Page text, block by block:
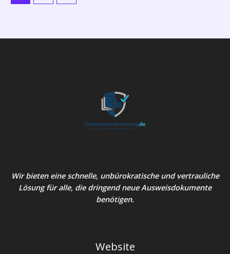
Wir bieten eine schnelle, unbürokratische und vertrauliche
Lösung für alle, die dringend neue Ausweisdokumente
benötigen.
Website